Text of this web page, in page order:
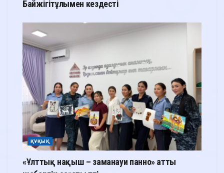
Байжігітұлымен кездесті
ҚҰҚЫҚ
«Ұлттық нақыш – заманауи панно» атты